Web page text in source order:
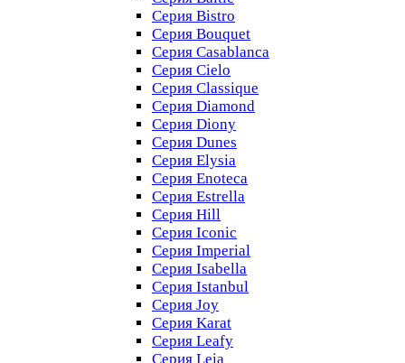
Серия Bistro
Серия Bouquet
Серия Casablanсa
Серия Cielo
Серия Classique
Серия Diamond
Серия Diony
Серия Dunes
Серия Elysia
Серия Enoteca
Серия Estrella
Серия Hill
Серия Iconic
Серия Imperial
Серия Isabella
Серия Istanbul
Серия Joy
Серия Karat
Серия Leafy
Серия Leia